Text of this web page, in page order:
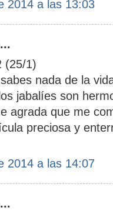
2014 a las 13:03
(25/1)
nada de la
jabalíes son
agrada que me
preciosa y
2014 a las 14:07